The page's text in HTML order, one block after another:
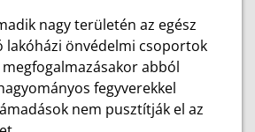
nagy területén az egész
lakóházi önvédelmi csoportok
abból
fegyverekkel
nem pusztítják el az